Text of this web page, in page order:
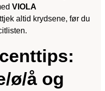
VIOLA
altid krydsene, før du
ø/å og